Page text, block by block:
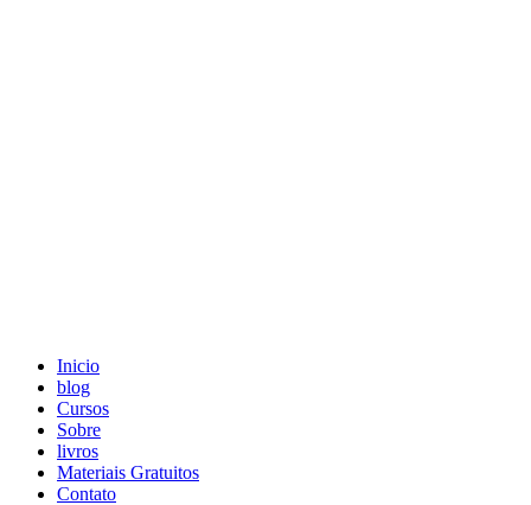
Inicio
blog
Cursos
Sobre
livros
Materiais Gratuitos
Contato